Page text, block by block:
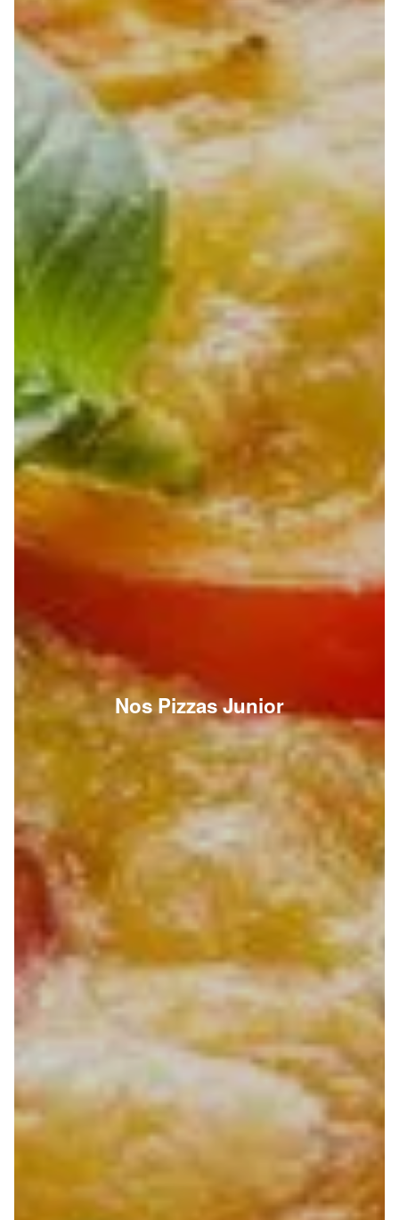
Nos Pizzas Junior